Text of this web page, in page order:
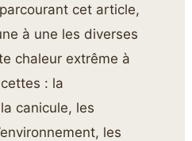
cet article,
à une les diverses
chaleur extrême à
: la
canicule, les
les